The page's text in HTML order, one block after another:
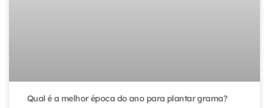
Qual é a melhor época do ano para plantar grama?